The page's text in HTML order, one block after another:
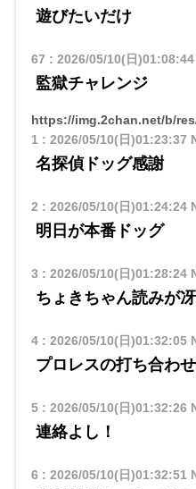
遊びたいだけ
67 : 2026/05/10(日)01:08:44
監獄チャレンジ
https://img.2chan.net/b/
1: 2026/05/10(日)01:23:37
名探偵ドッグ感謝
2 : 2026/05/10(日)01:24:24
明日が本番ドッグ
3 : 2026/05/10(日)01:28:24
ちょきちゃん読みが
4: 2026/05/10(日)01:32:05
プロレスの打ち合わ
5: 2026/05/10(日)01:32:26
連絡よし！
6 : 2026/05/10(日)01:32:51